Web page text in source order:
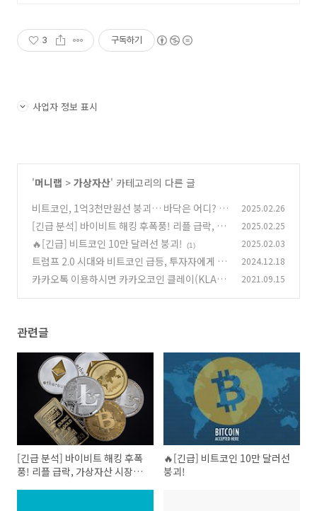
3 구독하기
사업자 정보 표시
'머니랩 > 가상자산' 카테고리의 다른 글
비트코인, 1억3천만원선 붕괴… 바닥은 어디?
(2)
2025.02.26
[긴급 분석] 바이비트 해킹 후폭풍! 리플 급락, 가
상자산 시장의 향방은? (1)
2025.02.25
🔥[긴급] 비트코인 10만 달러선 붕괴! (1) 2025.02.03
트럼프 2.0 시대와 비트코인 급등, 투자자에게 주
는 교훈 (2)
2024.12.18
카카오톡 이용하시면 카카오코인 클레이(KLAY)
2021.09.15
관련글
[긴급 분석] 바이비트 해킹 후폭
풍! 리플 급락, 가상자산 시장의
🔥[긴급] 비트코인 10만 달러선
붕괴!